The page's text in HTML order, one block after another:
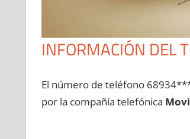
INFORMACIÓN DEL
El número dе teléfono
pοr la compañía telefónica